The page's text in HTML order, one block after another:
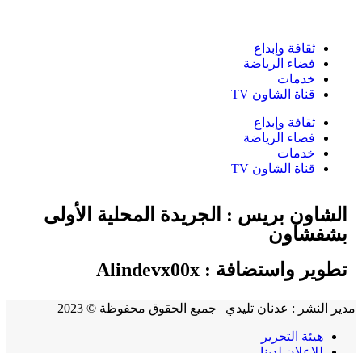
ثقافة وإبداع
فضاء الرياضة
خدمات
قناة الشاون TV
ثقافة وإبداع
فضاء الرياضة
خدمات
قناة الشاون TV
الشاون بريس : الجريدة المحلية الأولى
بشفشاون
تطوير واستضافة : Alindevx00x
مدير النشر : عدنان تليدي | جميع الحقوق محفوظة © 2023
هيئة التحرير